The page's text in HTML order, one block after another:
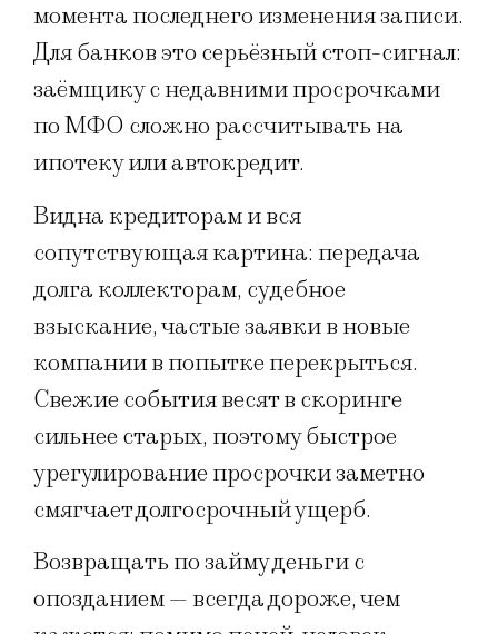
момента последнего изменения записи.
Для банков это серьёзный стоп-сигнал:
заёмщику с недавними просрочками
по МФО сложно рассчитывать на
ипотеку или автокредит.
Видна кредиторам и вся
сопутствующая картина: передача
долга коллекторам, судебное
взыскание, частые заявки в новые
компании в попытке перекрыться.
Свежие события весят в скоринге
сильнее старых, поэтому быстрое
урегулирование просрочки заметно
смягчает долгосрочный ущерб.
Возвращать по займу деньги с
опозданием — всегда дороже, чем